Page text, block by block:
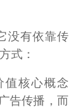
没有依靠传
式：
值核心概念
告传播，而